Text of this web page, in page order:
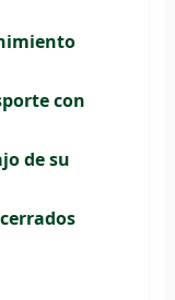
con
de su